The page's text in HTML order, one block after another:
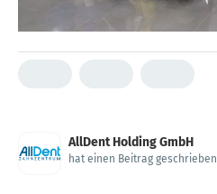
AllDent Holding GmbH
hat einen Beitrag geschrieben